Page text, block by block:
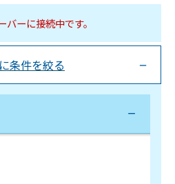
バーに接続中です。
条件を絞る